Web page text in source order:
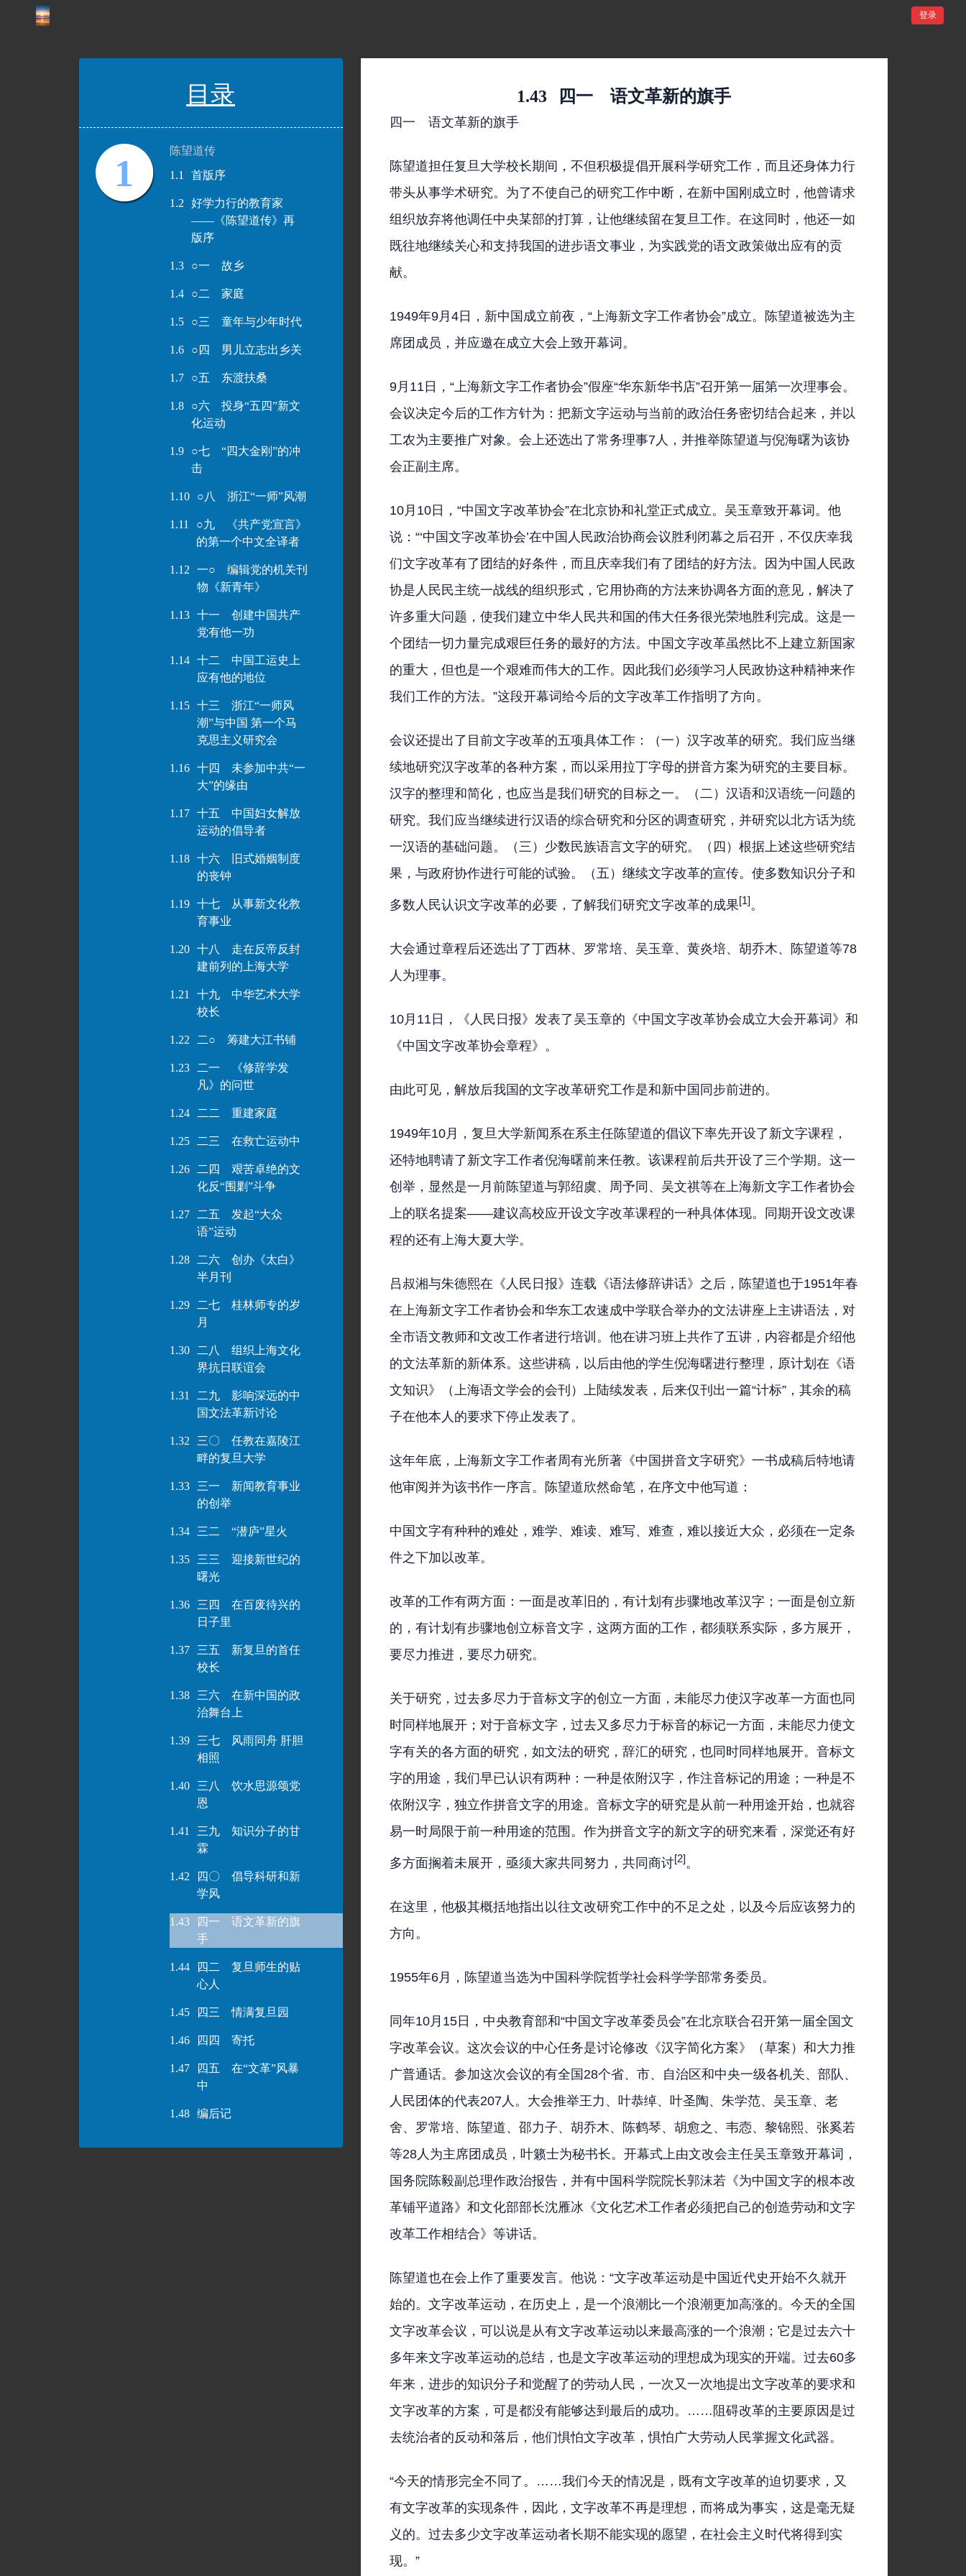
登录
目录
1
陈望道传
1.1
首版序
1.2
好学力行的教育家
——《陈望道传》再
版序
1.3 ○一 故乡
1.4 ○二 家庭
1.5 ○三 童年与少年时代
1.6 ○四 男儿立志出乡关
1.7 ○五 东渡扶桑
1.8
○六 投身“五四”新文
化运动
1.9
○七 “四大金刚”的冲
击
1.10 ○八 浙江“一师”风潮
1.11
○九 《共产党宣言》
的第一个中文全译者
1.12
一○ 编辑党的机关刊
物《新青年》
1.13
十一 创建中国共产
党有他一功
1.14
十二 中国工运史上
应有他的地位
1.15
十三 浙江“一师风
潮”与中国 第一个马
克思主义研究会
1.16
十四 未参加中共“一
大”的缘由
1.17
十五 中国妇女解放
运动的倡导者
1.18
十六 旧式婚姻制度
的丧钟
1.19
十七 从事新文化教
育事业
1.20
十八 走在反帝反封
建前列的上海大学
1.21
十九 中华艺术大学
校长
1.22 二○ 筹建大江书铺
1.23
二一 《修辞学发
凡》的问世
1.24 二二 重建家庭
1.25 二三 在救亡运动中
1.26
二四 艰苦卓绝的文
化反“围剿”斗争
1.27
二五 发起“大众
语”运动
1.28
二六 创办《太白》
半月刊
1.29
二七 桂林师专的岁
月
1.30
二八 组织上海文化
界抗日联谊会
1.31
二九 影响深远的中
国文法革新讨论
1.32
三〇 任教在嘉陵江
畔的复旦大学
1.33
三一 新闻教育事业
的创举
1.34 三二 “潜庐”星火
1.35
三三 迎接新世纪的
曙光
1.36
三四 在百废待兴的
日子里
1.37
三五 新复旦的首任
校长
1.38
三六 在新中国的政
治舞台上
1.39
三七 风雨同舟 肝胆
相照
1.40
三八 饮水思源颂党
恩
1.41
三九 知识分子的甘
霖
1.42
四〇 倡导科研和新
学风
1.43
四一 语文革新的旗
手
1.44
四二 复旦师生的贴
心人
1.45 四三 情满复旦园
1.46 四四 寄托
1.47
四五 在“文革”风暴
中
1.48 编后记
1.43 四一 语文革新的旗手
四一 语文革新的旗手
陈望道担任复旦大学校长期间，不但积极提倡开展科学研究工作，而且还身体力行
带头从事学术研究。为了不使自己的研究工作中断，在新中国刚成立时，他曾请求
组织放弃将他调任中央某部的打算，让他继续留在复旦工作。在这同时，他还一如
既往地继续关心和支持我国的进步语文事业，为实践党的语文政策做出应有的贡
献。
1949年9月4日，新中国成立前夜，“上海新文字工作者协会”成立。陈望道被选为主
席团成员，并应邀在成立大会上致开幕词。
9月11日，“上海新文字工作者协会”假座“华东新华书店”召开第一届第一次理事会。
会议决定今后的工作方针为：把新文字运动与当前的政治任务密切结合起来，并以
工农为主要推广对象。会上还选出了常务理事7人，并推举陈望道与倪海曙为该协
会正副主席。
10月10日，“中国文字改革协会”在北京协和礼堂正式成立。吴玉章致开幕词。他
说：“‘中国文字改革协会’在中国人民政治协商会议胜利闭幕之后召开，不仅庆幸我
们文字改革有了团结的好条件，而且庆幸我们有了团结的好方法。因为中国人民政
协是人民民主统一战线的组织形式，它用协商的方法来协调各方面的意见，解决了
许多重大问题，使我们建立中华人民共和国的伟大任务很光荣地胜利完成。这是一
个团结一切力量完成艰巨任务的最好的方法。中国文字改革虽然比不上建立新国家
的重大，但也是一个艰难而伟大的工作。因此我们必须学习人民政协这种精神来作
我们工作的方法。”这段开幕词给今后的文字改革工作指明了方向。
会议还提出了目前文字改革的五项具体工作：（一）汉字改革的研究。我们应当继
续地研究汉字改革的各种方案，而以采用拉丁字母的拼音方案为研究的主要目标。
汉字的整理和简化，也应当是我们研究的目标之一。（二）汉语和汉语统一问题的
研究。我们应当继续进行汉语的综合研究和分区的调查研究，并研究以北方话为统
一汉语的基础问题。（三）少数民族语言文字的研究。（四）根据上述这些研究结
果，与政府协作进行可能的试验。（五）继续文字改革的宣传。使多数知识分子和
多数人民认识文字改革的必要，了解我们研究文字改革的成果[1]。
大会通过章程后还选出了丁西林、罗常培、吴玉章、黄炎培、胡乔木、陈望道等78
人为理事。
10月11日，《人民日报》发表了吴玉章的《中国文字改革协会成立大会开幕词》和
《中国文字改革协会章程》。
由此可见，解放后我国的文字改革研究工作是和新中国同步前进的。
1949年10月，复旦大学新闻系在系主任陈望道的倡议下率先开设了新文字课程，
还特地聘请了新文字工作者倪海曙前来任教。该课程前后共开设了三个学期。这一
创举，显然是一月前陈望道与郭绍虞、周予同、吴文祺等在上海新文字工作者协会
上的联名提案——建议高校应开设文字改革课程的一种具体体现。同期开设文改课
程的还有上海大夏大学。
吕叔湘与朱德熙在《人民日报》连载《语法修辞讲话》之后，陈望道也于1951年春
在上海新文字工作者协会和华东工农速成中学联合举办的文法讲座上主讲语法，对
全市语文教师和文改工作者进行培训。他在讲习班上共作了五讲，内容都是介绍他
的文法革新的新体系。这些讲稿，以后由他的学生倪海曙进行整理，原计划在《语
文知识》（上海语文学会的会刊）上陆续发表，后来仅刊出一篇“计标”，其余的稿
子在他本人的要求下停止发表了。
这年年底，上海新文字工作者周有光所著《中国拼音文字研究》一书成稿后特地请
他审阅并为该书作一序言。陈望道欣然命笔，在序文中他写道：
中国文字有种种的难处，难学、难读、难写、难查，难以接近大众，必须在一定条
件之下加以改革。
改革的工作有两方面：一面是改革旧的，有计划有步骤地改革汉字；一面是创立新
的，有计划有步骤地创立标音文字，这两方面的工作，都须联系实际，多方展开，
要尽力推进，要尽力研究。
关于研究，过去多尽力于音标文字的创立一方面，未能尽力使汉字改革一方面也同
时同样地展开；对于音标文字，过去又多尽力于标音的标记一方面，未能尽力使文
字有关的各方面的研究，如文法的研究，辞汇的研究，也同时同样地展开。音标文
字的用途，我们早已认识有两种：一种是依附汉字，作注音标记的用途；一种是不
依附汉字，独立作拼音文字的用途。音标文字的研究是从前一种用途开始，也就容
易一时局限于前一种用途的范围。作为拼音文字的新文字的研究来看，深觉还有好
多方面搁着未展开，亟须大家共同努力，共同商讨[2]。
在这里，他极其概括地指出以往文改研究工作中的不足之处，以及今后应该努力的
方向。
1955年6月，陈望道当选为中国科学院哲学社会科学学部常务委员。
同年10月15日，中央教育部和“中国文字改革委员会”在北京联合召开第一届全国文
字改革会议。这次会议的中心任务是讨论修改《汉字简化方案》（草案）和大力推
广普通话。参加这次会议的有全国28个省、市、自治区和中央一级各机关、部队、
人民团体的代表207人。大会推举王力、叶恭绰、叶圣陶、朱学范、吴玉章、老
舍、罗常培、陈望道、邵力子、胡乔木、陈鹤琴、胡愈之、韦悫、黎锦熙、张奚若
等28人为主席团成员，叶籁士为秘书长。开幕式上由文改会主任吴玉章致开幕词，
国务院陈毅副总理作政治报告，并有中国科学院院长郭沫若《为中国文字的根本改
革铺平道路》和文化部部长沈雁冰《文化艺术工作者必须把自己的创造劳动和文字
改革工作相结合》等讲话。
陈望道也在会上作了重要发言。他说：“文字改革运动是中国近代史开始不久就开
始的。文字改革运动，在历史上，是一个浪潮比一个浪潮更加高涨的。今天的全国
文字改革会议，可以说是从有文字改革运动以来最高涨的一个浪潮；它是过去六十
多年来文字改革运动的总结，也是文字改革运动的理想成为现实的开端。过去60多
年来，进步的知识分子和觉醒了的劳动人民，一次又一次地提出文字改革的要求和
文字改革的方案，可是都没有能够达到最后的成功。……阻碍改革的主要原因是过
去统治者的反动和落后，他们惧怕文字改革，惧怕广大劳动人民掌握文化武器。
“今天的情形完全不同了。……我们今天的情况是，既有文字改革的迫切要求，又
有文字改革的实现条件，因此，文字改革不再是理想，而将成为事实，这是毫无疑
义的。过去多少文字改革运动者长期不能实现的愿望，在社会主义时代将得到实
现。”